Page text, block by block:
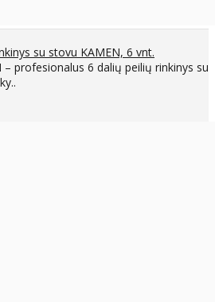
su stovu KAMEN, 6 vnt.
– profesionalus 6 dalių peilių rinkinys su